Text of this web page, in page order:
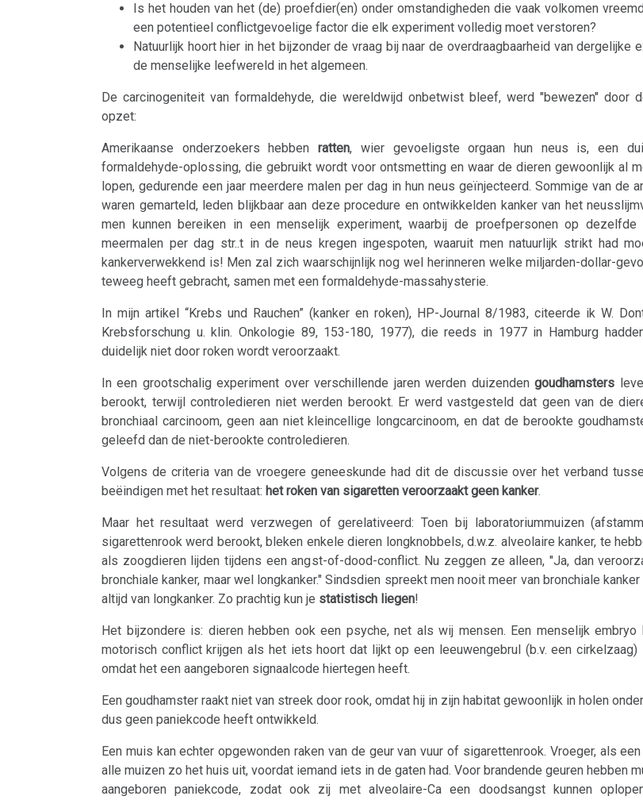
Hodgkin/Non-
Mesothelioom
Is het houden van het (de) proefdier(en) onder omstandigheden die vaak volkomen
een potentieel conflictgevoelige factor die elk experiment volledig moet verstoren?
Natuurlijk hoort hier in het bijzonder de vraag bij naar de overdraagbaarheid van dergelijke
de menselijke leefwereld in het algemeen.
De carcinogeniteit van formaldehyde, die wereldwijd onbetwist bleef, werd "bewezen" door
opzet:
Amerikaanse onderzoekers hebben ratten, wier gevoeligste orgaan hun neus is, een
formaldehyde-oplossing, die gebruikt wordt voor ontsmetting en waar de dieren gewoonlijk al
lopen, gedurende een jaar meerdere malen per dag in hun neus geïnjecteerd. Sommige van de
waren gemarteld, leden blijkbaar aan deze procedure en ontwikkelden kanker van het
men kunnen bereiken in een menselijk experiment, waarbij de proefpersonen op
meermalen per dag str..t in de neus kregen ingespoten, waaruit men natuurlijk strikt had
kankerverwekkend is! Men zal zich waarschijnlijk nog wel herinneren welke miljarden-dollar-
teweeg heeft gebracht, samen met een formaldehyde-massahysterie.
In mijn artikel “Krebs und Rauchen” (kanker en roken), HP-Journal 8/1983, citeerde ik W.
Krebsforschung u. klin. Onkologie 89, 153-180, 1977), die reeds in 1977 in Hamburg
duidelijk niet door roken wordt veroorzaakt.
In een grootschalig experiment over verschillende jaren werden duizendengoudhamsters
berookt, terwijl controledieren niet werden berookt. Er werd vastgesteld dat geen van de
bronchiaal carcinoom, geen aan niet kleincellige longcarcinoom, en dat de berookte
geleefd dan de niet-berookte controledieren.
Volgens de criteria van de vroegere geneeskunde had dit de discussie over het verband
beëindigen met het resultaat: het roken van sigaretten veroorzaakt geen kanker.
Maar het resultaat werd verzwegen of gerelativeerd: Toen bij laboratoriummuizen
sigarettenrook werd berookt, bleken enkele dieren longknobbels, d.w.z. alveolaire kanker, te
als zoogdieren lijden tijdens een angst-of-dood-conflict. Nu zeggen ze alleen, "Ja, dan
bronchiale kanker, maar wel longkanker." Sindsdien spreekt men nooit meer van bronchiale
altijd van longkanker. Zo prachtig kun je statistisch liegen!
Het bijzondere is: dieren hebben ook een psyche, net als wij mensen. Een menselijk embryo
motorisch conflict krijgen als het iets hoort dat lijkt op een leeuwengebrul (b.v. een cirkelzaag)
omdat het een aangeboren signaalcode hiertegen heeft.
Een goudhamster raakt niet van streek door rook, omdat hij in zijn habitat gewoonlijk in holen
dus geen paniekcode heeft ontwikkeld.
Een muis kan echter opgewonden raken van de geur van vuur of sigarettenrook. Vroeger, als
alle muizen zo het huis uit, voordat iemand iets in de gaten had. Voor brandende geuren hebben
aangeboren paniekcode, zodat ook zij met alveolaire-Ca een doodsangst kunnen